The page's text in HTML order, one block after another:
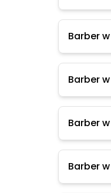
Barber
Barber
Barber
Barber